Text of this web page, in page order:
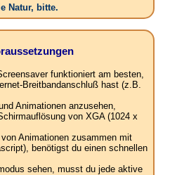
Natur, bitte.
funktioniert am besten,
Breitbandanschluß hast (z.B.
Animationen anzusehen,
von XGA (1024 x
Animationen zusammen mit
benötigst du einen schnellen
sehen, musst du jede aktive